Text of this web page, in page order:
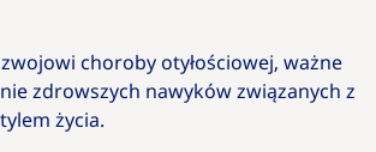
choroby otyłościowej, ważne
zdrowszych nawyków związanych z
życia.